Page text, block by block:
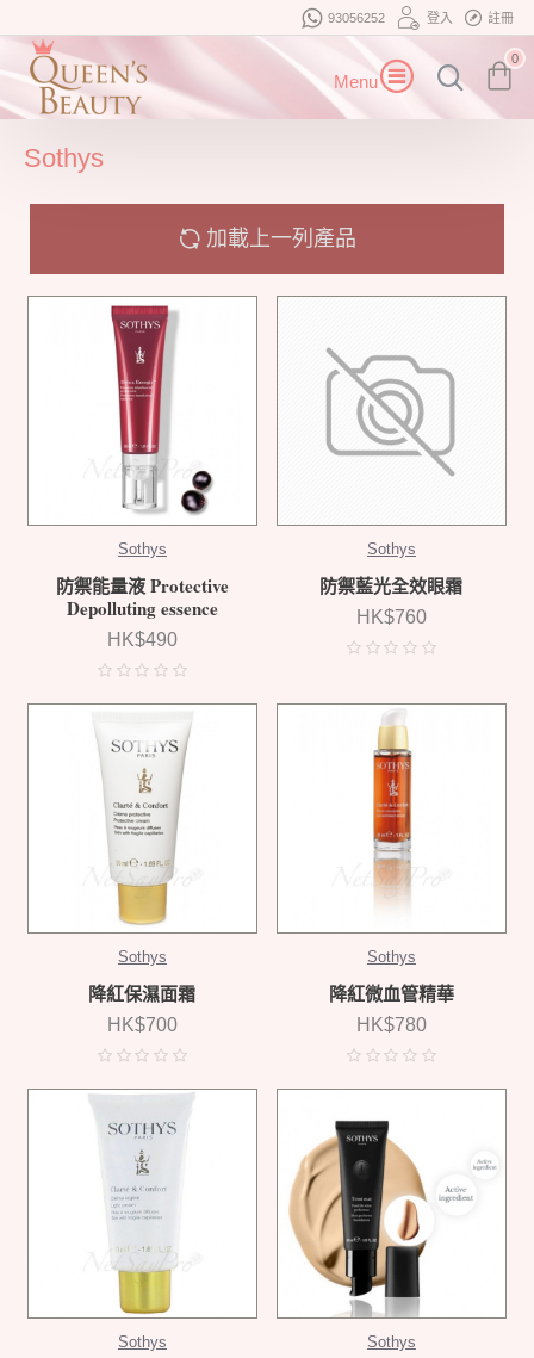
93056252 登入 註冊
0
Sothys
加載上一列產品
Sothys
防禦能量液 Protective
Depolluting essence
HK$490
Sothys
防禦藍光全效眼霜
HK$760
Sothys
降紅保濕面霜
HK$700
Sothys
降紅微血管精華
HK$780
Sothys Sothys